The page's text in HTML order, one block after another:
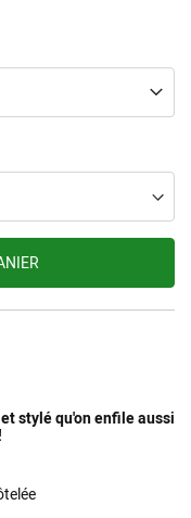
stylé qu'on enfile aussi